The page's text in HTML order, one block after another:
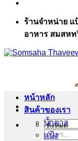
ร้านจำหน่าย แ
อาหาร สมสห
ค้นหา:
หน้าหลัก
สินค้าของเรา
น้ำตาล
แป้ง